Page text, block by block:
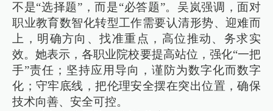
不是“选择题”，而是“必答题”。吴岚强调，面对
职业教育数智化转型工作需要认清形势、迎难而
上，明确方向、找准重点，高位推动、务求实
效。她表示，各职业院校要提高站位，强化“一把
手”责任；坚持应用导向，谨防为数字化而数字
化；守牢底线，把伦理安全摆在突出位置，确保
技术向善、安全可控。